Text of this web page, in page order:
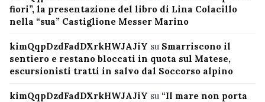
fiori”, la presentazione del libro di Lina Colacillo
nella “sua” Castiglione Messer Marino
kimQqpDzdFadDXrkHWJAJiY su Smarriscono il
sentiero e restano bloccati in quota sul Matese,
escursionisti tratti in salvo dal Soccorso alpino
kimQqpDzdFadDXrkHWJAJiY su “Il mare non porta